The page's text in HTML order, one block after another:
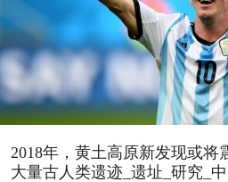
2018年，黄土高原新发现或将
大量古人类遗迹_遗址_研究_